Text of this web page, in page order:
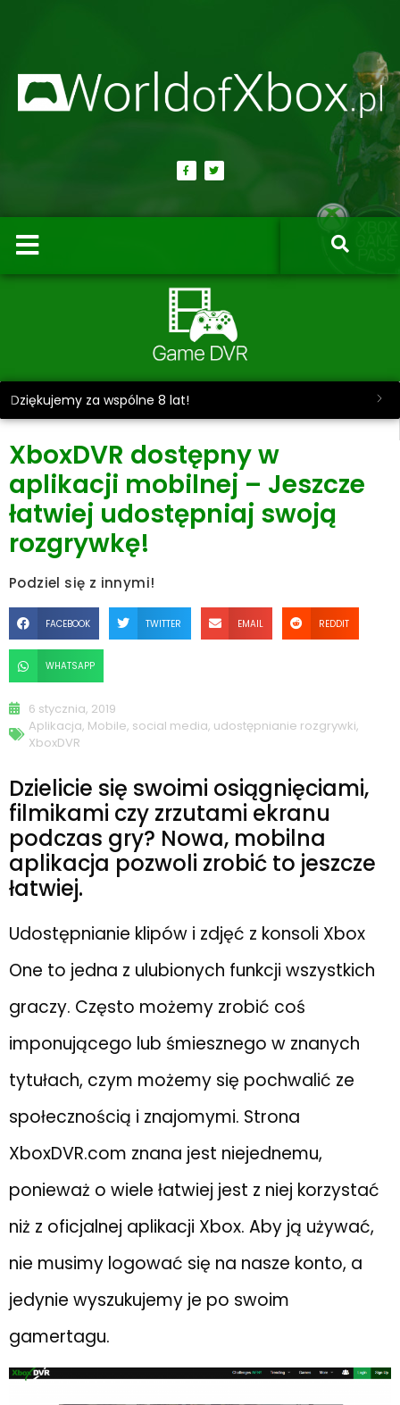
Dziękujemy za wspólne 8 lat!
XboxDVR dostępny w
aplikacji mobilnej – Jeszcze
łatwiej udostępniaj swoją
rozgrywkę!
Podziel się z innymi!
FACEBOOK TWITTER EMAIL REDDIT
WHATSAPP
6 stycznia, 2019
Aplikacja, Mobile, social media, udostępnianie rozgrywki,
XboxDVR
Dzielicie się swoimi osiągnięciami,
filmikami czy zrzutami ekranu
podczas gry? Nowa, mobilna
aplikacja pozwoli zrobić to jeszcze
łatwiej.
Udostępnianie klipów i zdjęć z konsoli Xbox
One to jedna z ulubionych funkcji wszystkich
graczy. Często możemy zrobić coś
imponującego lub śmiesznego w znanych
tytułach, czym możemy się pochwalić ze
społecznością i znajomymi. Strona
XboxDVR.com znana jest niejednemu,
ponieważ o wiele łatwiej jest z niej korzystać
niż z oficjalnej aplikacji Xbox. Aby ją używać,
nie musimy logować się na nasze konto, a
jedynie wyszukujemy je po swoim
gamertagu.